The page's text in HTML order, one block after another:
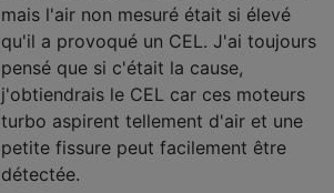
mais l'air non mesuré était si élevé
qu'il a provoqué un CEL. J'ai toujours
pensé que si c'était la cause,
j'obtiendrais le CEL car ces moteurs
turbo aspirent tellement d'air et une
petite fissure peut facilement être
détectée.